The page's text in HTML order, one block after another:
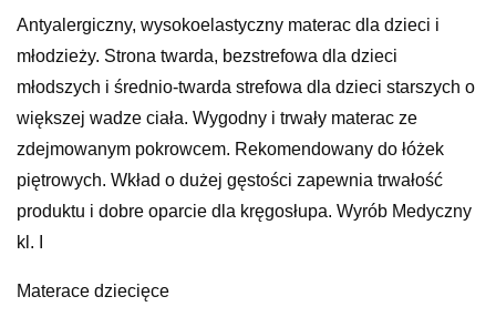
Antyalergiczny, wysokoelastyczny materac dla dzieci i
młodzieży. Strona twarda, bezstrefowa dla dzieci
młodszych i średnio-twarda strefowa dla dzieci starszych o
większej wadze ciała. Wygodny i trwały materac ze
zdejmowanym pokrowcem. Rekomendowany do łóżek
piętrowych. Wkład o dużej gęstości zapewnia trwałość
produktu i dobre oparcie dla kręgosłupa. Wyrób Medyczny
kl. I
Materace dziecięce